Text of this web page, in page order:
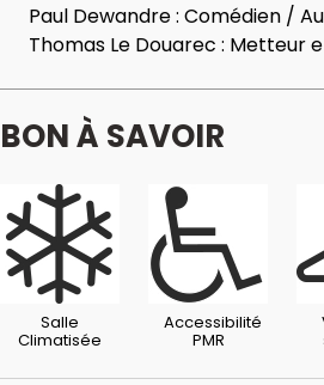
Paul Dewandre : Comédien /
Thomas Le Douarec : Metteur
BON À SAVOIR
Salle
Climatisée
Accessibilité
PMR